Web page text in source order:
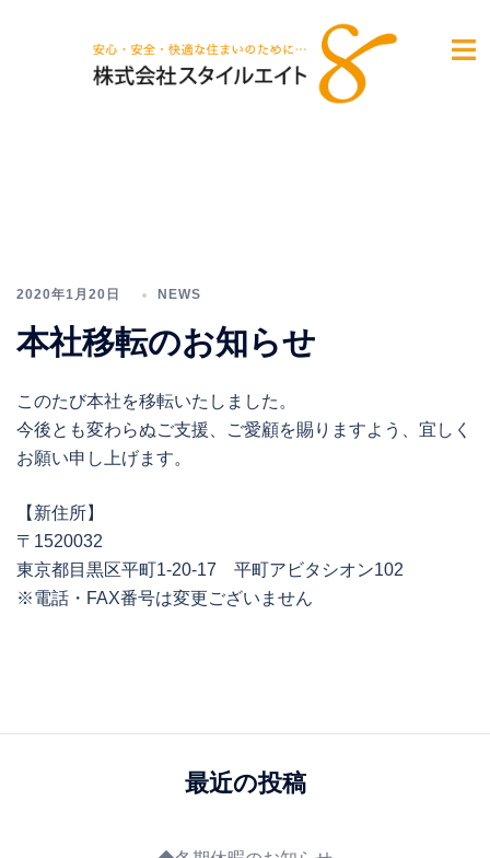
2020年1月20日 NEWS
本社移転のお知らせ
このたび本社を移転いたしました。
今後とも変わらぬご支援、ご愛顧を賜りますよう、宜しく
お願い申し上げます。
【新住所】
〒1520032
東京都目黒区平町1-20-17 平町アビタシオン102
※電話・FAX番号は変更ございません
最近の投稿